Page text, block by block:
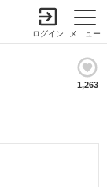
メニュー
ログイン
1,263